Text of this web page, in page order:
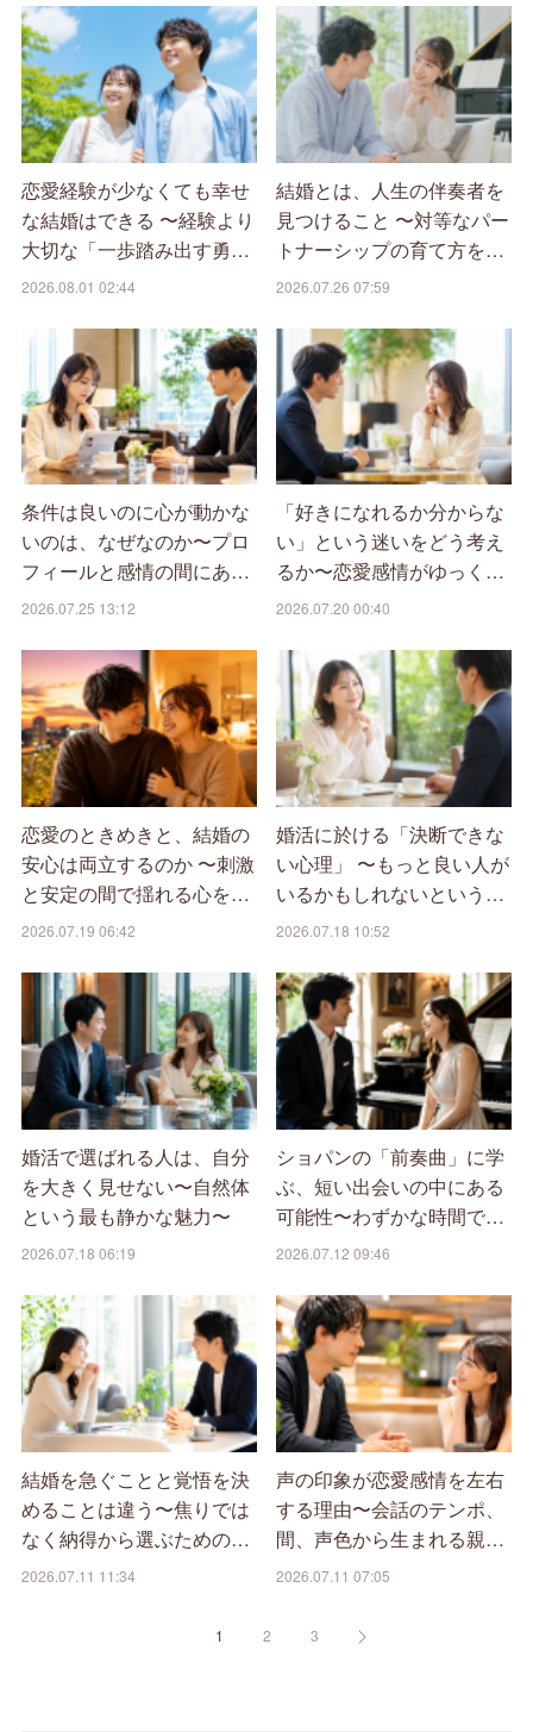
恋愛経験が少なくても幸せ
な結婚はできる 〜経験より
大切な「一歩踏み出す勇…
2026.08.01 02:44
結婚とは、人生の伴奏者を
見つけること 〜対等なパー
トナーシップの育て方を…
2026.07.26 07:59
条件は良いのに心が動かな
いのは、なぜなのか〜プロ
フィールと感情の間にあ…
2026.07.25 13:12
「好きになれるか分からな
い」という迷いをどう考え
るか〜恋愛感情がゆっく…
2026.07.20 00:40
恋愛のときめきと、結婚の
安心は両立するのか 〜刺激
と安定の間で揺れる心を…
2026.07.19 06:42
婚活に於ける「決断できな
い心理」 〜もっと良い人が
いるかもしれないという…
2026.07.18 10:52
婚活で選ばれる人は、自分
を大きく見せない〜自然体
という最も静かな魅力〜
2026.07.18 06:19
ショパンの「前奏曲」に学
ぶ、短い出会いの中にある
可能性〜わずかな時間で…
2026.07.12 09:46
結婚を急ぐことと覚悟を決
めることは違う〜焦りでは
なく納得から選ぶための…
2026.07.11 11:34
声の印象が恋愛感情を左右
する理由〜会話のテンポ、
間、声色から生まれる親…
2026.07.11 07:05
1 2 3